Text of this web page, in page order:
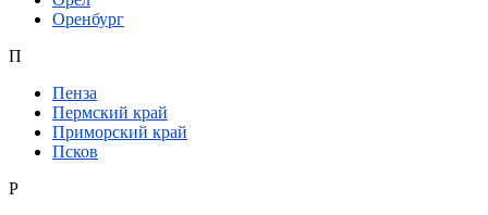
Оренбург
П
Пенза
Пермский край
Приморский край
Псков
Р